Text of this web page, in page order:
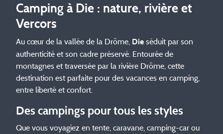
Camping à Die : nature, rivière et
Vercors
Au cœur de la vallée de la Drôme, Die séduit par son
authenticité et son cadre préservé. Entourée de
montagnes et traversée par la rivière Drôme, cette
destination est parfaite pour des vacances en camping,
entre liberté et confort.
Des campings pour tous les styles
Que vous voyagiez en tente, caravane, camping-car ou